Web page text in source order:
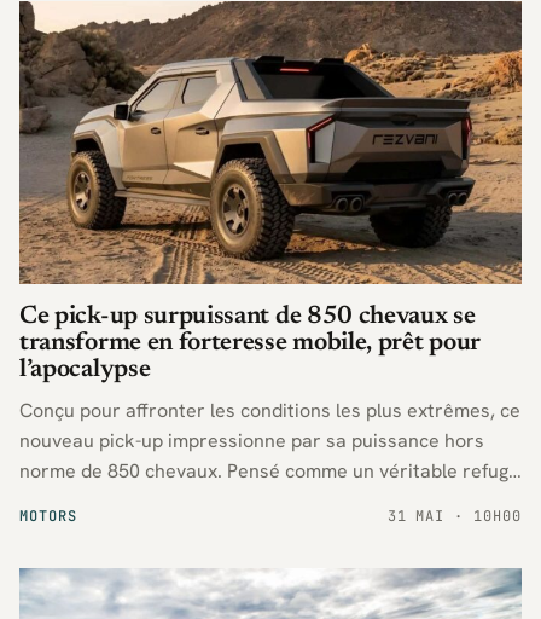
MOTORS
Ce pick-up surpuissant de 850 chevaux se
transforme en forteresse mobile, prêt pour
l’apocalypse
Conçu pour affronter les conditions les plus extrêmes, ce
nouveau pick-up impressionne par sa puissance hors
norme de 850 chevaux. Pensé comme un véritable refuge
31 MAI · 10H00